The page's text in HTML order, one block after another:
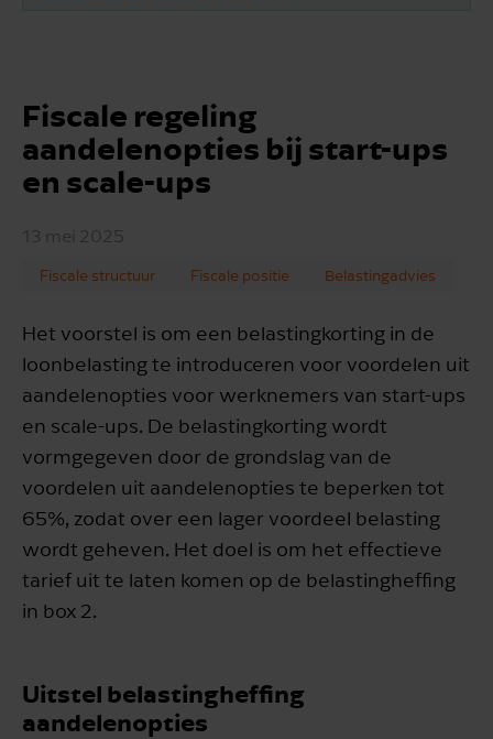
Fiscale regeling
aandelenopties bij start-ups
en scale-ups
13 mei 2025
Fiscale structuur Fiscale positie Belastingadvies
Het voorstel is om een belastingkorting in de
loonbelasting te introduceren voor voordelen uit
aandelenopties voor werknemers van start-ups
en scale-ups. De belastingkorting wordt
vormgegeven door de grondslag van de
voordelen uit aandelenopties te beperken tot
65%, zodat over een lager voordeel belasting
wordt geheven. Het doel is om het effectieve
tarief uit te laten komen op de belastingheffing
in box 2.
Uitstel belastingheffing
aandelenopties